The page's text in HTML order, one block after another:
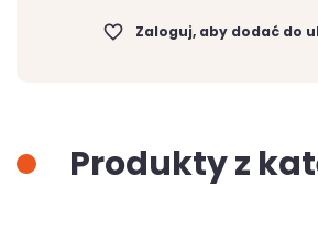
favorite_border Zaloguj, aby dodać do
Produkty z